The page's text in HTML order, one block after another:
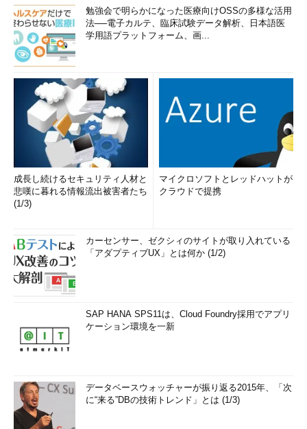
勉強会で明らかになった医療向けOSSの多様な活用
法──電子カルテ、臨床試験データ解析、日本語医
学用語プラットフォーム、画...
成長し続けるセキュリティ人材と
悲嘆に暮れる情報流出被害者たち
(1/3)
マイクロソフトとレッドハットが
クラウドで提携
カーセンサー、ゼクシィのサイトが取り入れている
「アダプティブUX」とは何か (1/2)
SAP HANA SPS11は、Cloud Foundry採用でアプリ
ケーション環境を一新
データベースウォッチャーが振り返る2015年、「次
に“来る”DBの技術トレンド」とは (1/3)